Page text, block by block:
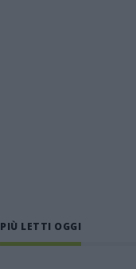
PIÙ LETTI OGGI